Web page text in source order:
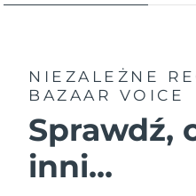
NIEZALEŻNE
BAZAAR VOICE
Sprawdź,
inni...